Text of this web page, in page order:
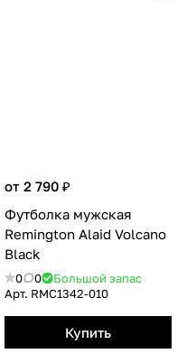
от 2 790 ₽
Футболка мужская
Remington Alaid Volcano
Вlack
0 0
Большой запас
Арт. RMС1342-010
Купить